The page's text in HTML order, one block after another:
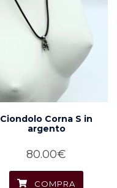
Ciondolo Corna S in
argento
80.00€
COMPRA